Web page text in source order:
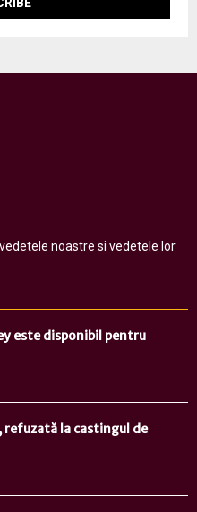
noastre si vedetele lor
este disponibil pentru
la castingul de